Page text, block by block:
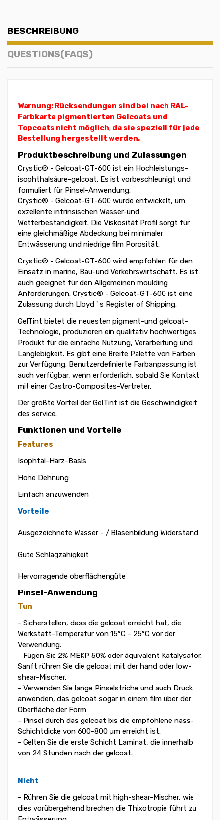
BESCHREIBUNG
QUESTIONS(FAQS)
Warnung: Rücksendungen sind bei nach RAL-
Farbkarte pigmentierten Gelcoats und
Topcoats nicht möglich, da sie speziell für jede
Bestellung hergestellt werden.
Produktbeschreibung und Zulassungen
Crystic® - Gelcoat-GT-600 ist ein Hochleistungs-
isophthalsäure-gelcoat. Es ist vorbeschleunigt und
formuliert für Pinsel-Anwendung.
Crystic® - Gelcoat-GT-600 wurde entwickelt, um
exzellente intrinsischen Wasser-und
Wetterbeständigkeit. Die Viskosität Profil sorgt für
eine gleichmäßige Abdeckung bei minimaler
Entwässerung und niedrige film Porosität.
Crystic® - Gelcoat-GT-600 wird empfohlen für den
Einsatz in marine, Bau-und Verkehrswirtschaft. Es ist
auch geeignet für den Allgemeinen moulding
Anforderungen. Crystic® - Gelcoat-GT-600 ist eine
Zulassung durch Lloyd ' s Register of Shipping.
GelTint bietet die neuesten pigment-und gelcoat-
Technologie, produzieren ein qualitativ hochwertiges
Produkt für die einfache Nutzung, Verarbeitung und
Langlebigkeit. Es gibt eine Breite Palette von Farben
zur Verfügung. Benutzerdefinierte Farbanpassung ist
auch verfügbar, wenn erforderlich, sobald Sie Kontakt
mit einer Castro-Composites-Vertreter.
Der größte Vorteil der GelTint ist die Geschwindigkeit
des service.
Funktionen und Vorteile
Features
Isophtal-Harz-Basis
Hohe Dehnung
Einfach anzuwenden
Vorteile
Ausgezeichnete Wasser - / Blasenbildung Widerstand
Gute Schlagzähigkeit
Hervorragende oberflächengüte
Pinsel-Anwendung
Tun
- Sicherstellen, dass die gelcoat erreicht hat, die
Werkstatt-Temperatur von 15°C - 25°C vor der
Verwendung.
- Fügen Sie 2% MEKP 50% oder äquivalent Katalysator.
Sanft rühren Sie die gelcoat mit der hand oder low-
shear-Mischer.
- Verwenden Sie lange Pinselstriche und auch Druck
anwenden, das gelcoat sogar in einem film über der
Oberfläche der Form
- Pinsel durch das gelcoat bis die empfohlene nass-
Schichtdicke von 600-800 µm erreicht ist.
- Gelten Sie die erste Schicht Laminat, die innerhalb
von 24 Stunden nach der gelcoat.
Nicht
- Rühren Sie die gelcoat mit high-shear-Mischer, wie
dies vorübergehend brechen die Thixotropie führt zu